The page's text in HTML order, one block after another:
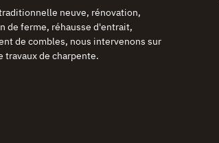
neuve, rénovation,
de ferme, réhausse d'entrait,
de combles, nous intervenons sur
travaux de charpente.